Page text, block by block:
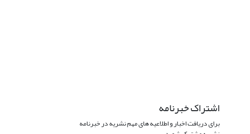
اشتراک خبرنامه
برای دریافت اخبار و اطلاعیه های مهم نشریه در خبرنامه